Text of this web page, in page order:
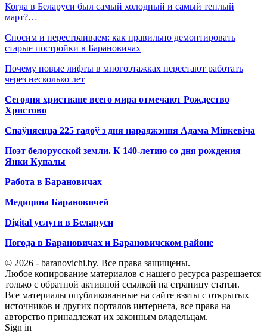
Когда в Беларуси был самый холодный и самый теплый
март?…
Сносим и перестраиваем: как правильно демонтировать
старые постройки в Барановичах
Почему новые лифты в многоэтажках перестают работать
через несколько лет
Сегодня христиане всего мира отмечают Рождество
Христово
Спаўняецца 225 гадоў з дня нараджэння Адама Міцкевіча
Поэт белорусской земли. К 140-летию со дня рождения
Янки Купалы
Работа в Барановичах
Медицина Барановичей
Digital услуги в Беларуси
Погода в Барановичах и Барановичском районе
© 2026 - baranovichi.by. Все права защищены.
Любое копирование материалов с нашего ресурса разрешается
только с обратной активной ссылкой на страницу статьи.
Все материалы опубликованные на сайте взяты с открытых
источников и других порталов интернета, все права на
авторство принадлежат их законным владельцам.
Sign in